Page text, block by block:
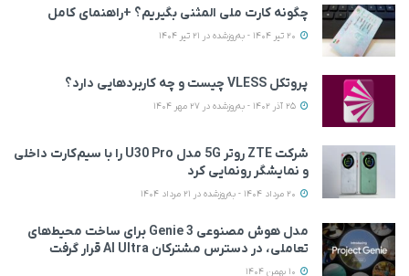
چگونه کارت ملی المثنی بگیریم؟ +راهنمای کامل
پروتکل VLESS چیست و چه کاربردهایی دارد؟
شرکت ZTE روتر 5G مدل U30 Pro را با سیم‌کارت داخلی
و نمایشگر رونمایی کرد
مدل هوش مصنوعی Genie 3 برای ساخت محیط‌های
تعاملی، در دسترس مشترکان AI Ultra قرار گرفت